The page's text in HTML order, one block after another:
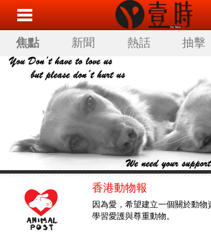
焦點 新聞 熱話 抽擊
香港動物報
因為愛，希望建立一個關於動
學習愛護與尊重動物。